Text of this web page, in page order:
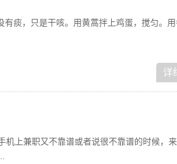
痰，只是干咳。用黄蒿拌上鸡蛋，搅匀。
详
上兼职又不靠谱或者说很不靠谱的时候，